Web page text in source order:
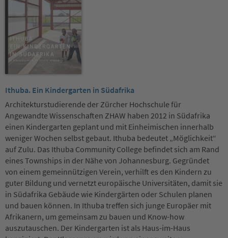
Ithuba. Ein Kindergarten in Südafrika
Architekturstudierende der Zürcher Hochschule für
Angewandte Wissenschaften ZHAW haben 2012 in Südafrika
einen Kindergarten geplant und mit Einheimischen innerhalb
weniger Wochen selbst gebaut. Ithuba bedeutet „Möglichkeit“
auf Zulu. Das Ithuba Community College befindet sich am Rand
eines Townships in der Nähe von Johannesburg. Gegründet
von einem gemeinnützigen Verein, verhilft es den Kindern zu
guter Bildung und vernetzt europäische Universitäten, damit sie
in Südafrika Gebäude wie Kindergärten oder Schulen planen
und bauen können. In Ithuba treffen sich junge Europäer mit
Afrikanern, um gemeinsam zu bauen und Know-how
auszutauschen. Der Kindergarten ist als Haus-im-Haus